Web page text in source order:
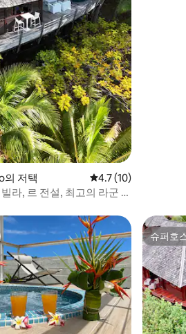
저택 평점 4.7점(5점 만점),
4.7 (10)
라, 르 전설, 최고의 라군 전
슈퍼호
슈퍼호